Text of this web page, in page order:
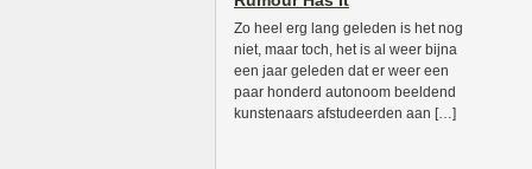
Zo heel erg lang geleden is het nog
niet, maar toch, het is al weer bijna
een jaar geleden dat er weer een
paar honderd autonoom beeldend
kunstenaars afstudeerden aan […]